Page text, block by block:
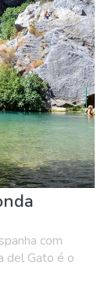
e ar livre
com
del Gato é o